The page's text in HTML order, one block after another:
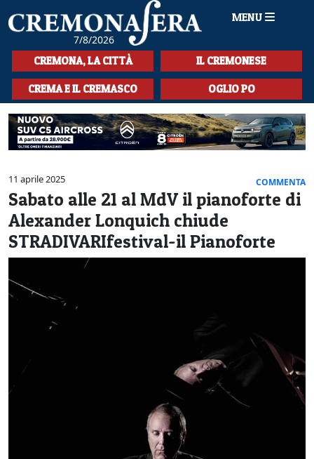
7/8/2026
MENU
HOME
CRONACA
SPORT
LA MUSICA
CULTURA
LA STORIA
SPETTACOLI
L'EDITORIALE
SEZIONI
CERCA
CREMONA, LA CITTÀ IL CREMONESE
CREMA E IL CREMASCO OGLIO PO
11 aprile 2025 COMMENTA
Sabato alle 21 al MdV il pianoforte di
Alexander Lonquich chiude
STRADIVARIfestival-il Pianoforte